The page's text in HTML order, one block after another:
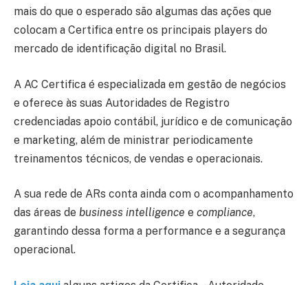
mais do que o esperado são algumas das ações que
colocam a Certifica entre os principais players do
mercado de identificação digital no Brasil.
A AC Certifica é especializada em gestão de negócios
e oferece às suas Autoridades de Registro
credenciadas apoio contábil, jurídico e de comunicação
e marketing, além de ministrar periodicamente
treinamentos técnicos, de vendas e operacionais.
A sua rede de ARs conta ainda com o acompanhamento
das áreas de business intelligence e compliance,
garantindo dessa forma a performance e a segurança
operacional.